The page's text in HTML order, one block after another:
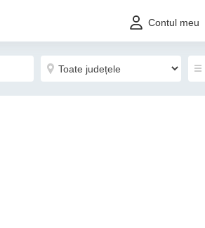
Contul meu